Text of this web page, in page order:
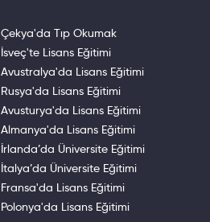
Çekya'da Tıp Okumak
İsveç'te Lisans Eğitimi
Avustralya'da Lisans Eğitimi
Rusya'da Lisans Eğitimi
Avusturya'da Lisans Eğitimi
Almanya'da Lisans Eğitimi
İrlanda’da Üniversite Eğitimi
İtalya’da Üniversite Eğitimi
Fransa'da Lisans Eğitimi
Polonya'da Lisans Eğitimi